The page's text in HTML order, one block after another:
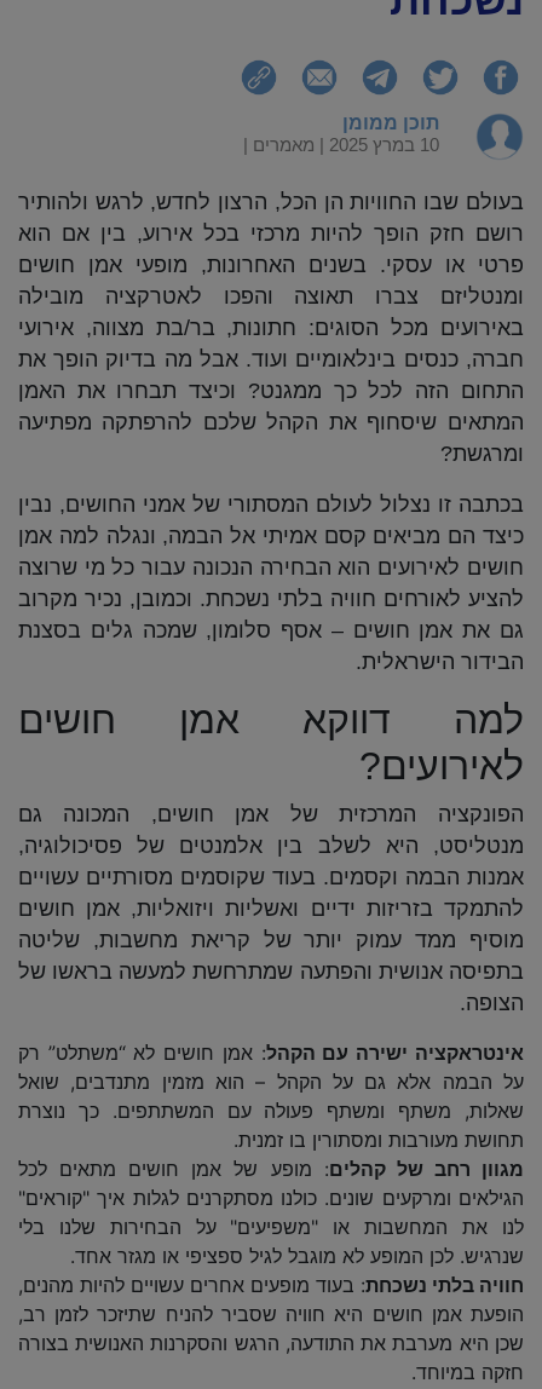
תוכן ממומן
10 במרץ 2025 | | מאמרים
בעולם שבו החוויות הן הכל, הרצון לחדש, לרגש ולהותיר
רושם חזק הופך להיות מרכזי בכל אירוע, בין אם הוא
פרטי או עסקי. בשנים האחרונות, מופעי אמן חושים
ומנטליזם צברו תאוצה והפכו לאטרקציה מובילה
באירועים מכל הסוגים: חתונות, בר/בת מצווה, אירועי
חברה, כנסים בינלאומיים ועוד. אבל מה בדיוק הופך את
התחום הזה לכל כך ממגנט? וכיצד תבחרו את האמן
המתאים שיסחוף את הקהל שלכם להרפתקה מפתיעה
ומרגשת?
בכתבה זו נצלול לעולם המסתורי של אמני החושים, נבין
כיצד הם מביאים קסם אמיתי אל הבמה, ונגלה למה אמן
חושים לאירועים הוא הבחירה הנכונה עבור כל מי שרוצה
להציע לאורחים חוויה בלתי נשכחת. וכמובן, נכיר מקרוב
גם את אמן חושים – אסף סלומון, שמכה גלים בסצנת
הבידור הישראלית.
למה דווקא אמן חושים
לאירועים?
הפונקציה המרכזית של אמן חושים, המכונה גם
מנטליסט, היא לשלב בין אלמנטים של פסיכולוגיה,
אמנות הבמה וקסמים. בעוד שקוסמים מסורתיים עשויים
להתמקד בזריזות ידיים ואשליות ויזואליות, אמן חושים
מוסיף ממד עמוק יותר של קריאת מחשבות, שליטה
בתפיסה אנושית והפתעה שמתרחשת למעשה בראשו של
הצופה.
אינטראקציה ישירה עם הקהל: אמן חושים לא “משתלט” רק
על הבמה אלא גם על הקהל – הוא מזמין מתנדבים, שואל
שאלות, משתף ומשתף פעולה עם המשתתפים. כך נוצרת
תחושת מעורבות ומסתורין בו זמנית.
מגוון רחב של קהלים: מופע של אמן חושים מתאים לכל
הגילאים ומרקעים שונים. כולנו מסתקרנים לגלות איך "קוראים"
לנו את המחשבות או "משפיעים" על הבחירות שלנו בלי
שנרגיש. לכן המופע לא מוגבל לגיל ספציפי או מגזר אחד.
חוויה בלתי נשכחת: בעוד מופעים אחרים עשויים להיות מהנים,
הופעת אמן חושים היא חוויה שסביר להניח שתיזכר לזמן רב,
שכן היא מערבת את התודעה, הרגש והסקרנות האנושית בצורה
חזקה במיוחד.